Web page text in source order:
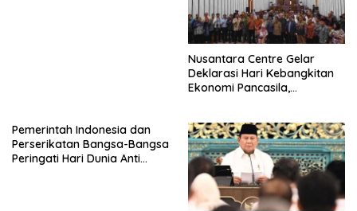
Nusantara Centre Gelar
Deklarasi Hari Kebangkitan
Ekonomi Pancasila,
Penjajahan (Pergolakan
Ekonomi Politik Indonesia) &
Simposium Nasional “Urgensi
Undang-Undang
Perekonomian Nasional dan
Kesejahteraan Sosial dalam
Pemerintah Indonesia dan
Perserikatan Bangsa-Bangsa
Peringati Hari Dunia Anti